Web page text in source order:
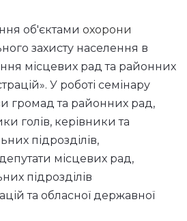
об'єктами охорони
захисту населення в
місцевих рад та районних
У роботі семінару
громад та районних рад,
голів, керівники та
підрозділів,
місцевих рад,
підрозділів
та обласної державної